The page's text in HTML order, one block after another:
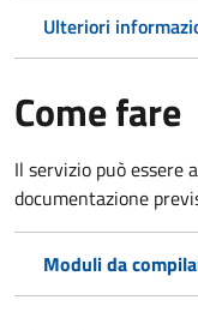
Ulteriori
Come fare
Il servizio può
documentazione
Moduli da